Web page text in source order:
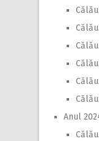
Anul